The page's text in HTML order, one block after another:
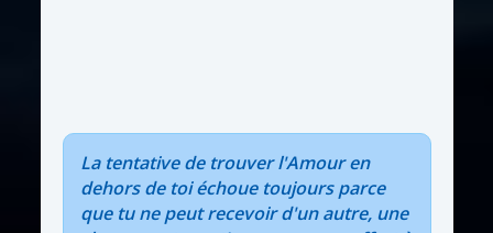
La tentative de trouver l'Amour en
dehors de toi échoue toujours parce
que tu ne peut recevoir d'un autre, une